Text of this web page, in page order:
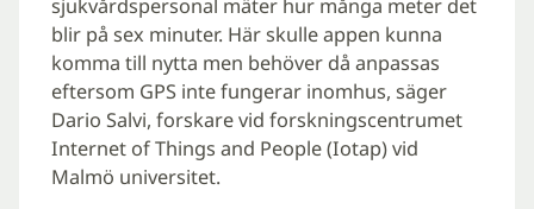
sjukvårdspersonal mäter hur många meter det
blir på sex minuter. Här skulle appen kunna
komma till nytta men behöver då anpassas
eftersom GPS inte fungerar inomhus, säger
Dario Salvi, forskare vid forskningscentrumet
Internet of Things and People (Iotap) vid
Malmö universitet.